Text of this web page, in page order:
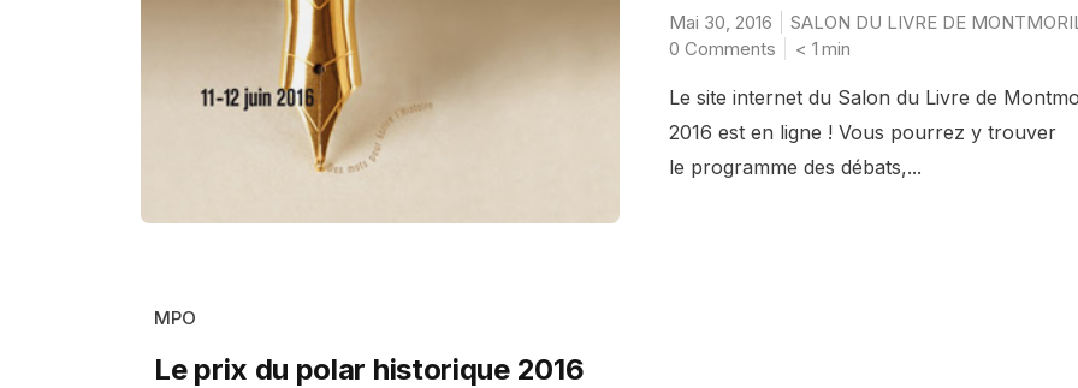
Mai 30, 2016
SALON DU LIVRE DE
0 Comments
< 1 min
Le site internet du Salon du Livre de
2016 est en ligne ! Vous pourrez y trouver
le programme des débats,...
MPO
Le prix du polar historique 2016